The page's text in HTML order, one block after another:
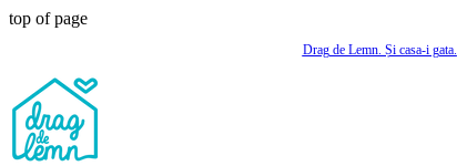
top of page
Drag de Lemn. Și casa-i gata.